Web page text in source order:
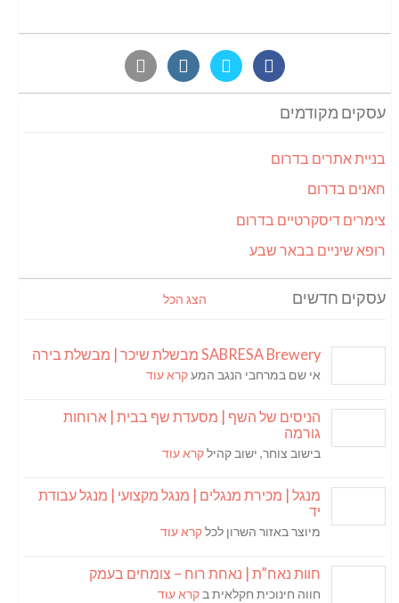
עסקים מקודמים
בניית אתרים בדרום
חאנים בדרום
צימרים דיסקרטיים בדרום
רופא שיניים בבאר שבע
עסקים חדשים הצג הכל
SABRESA Brewery מבשלת שיכר | מבשלת בירה
אי שם במרחבי הנגב המעקרא עוד
הניסים של השף | מסעדת שף בבית | ארוחות
גורמה
בישוב צוחר, ישוב קהילקרא עוד
מנגל | מכירת מנגלים | מנגל מקצועי | מנגל עבודת
יד
מיוצר באזור השרון לכלקרא עוד
חוות נאח”ת | נאחת רוח – צומחים בעמק
חווה חינוכית חקלאית ב קרא עוד